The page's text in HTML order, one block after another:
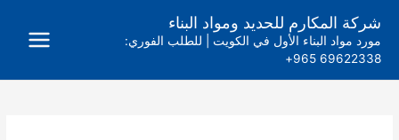
المحتوى
شركة المكارم للحديد ومواد البناء
مورد مواد البناء الأول في الكويت | للطلب الفوري:
69622338 965+